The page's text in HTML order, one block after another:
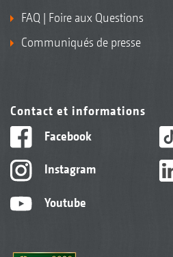
FAQ | Foire aux Questions
Communiqués de presse
Contact et informations
Facebook
Instagram
Youtube